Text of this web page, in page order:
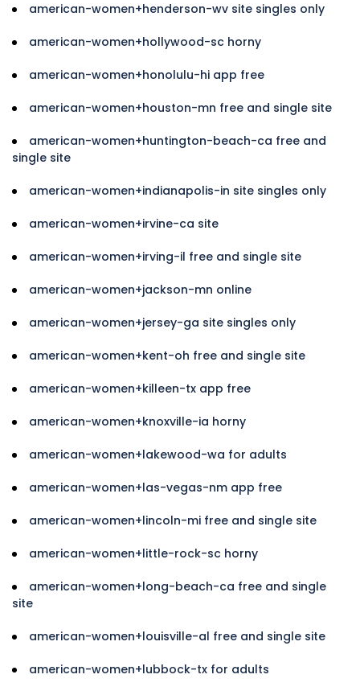
american-women+henderson-wv site singles only
american-women+hollywood-sc horny
american-women+honolulu-hi app free
american-women+houston-mn free and single site
american-women+huntington-beach-ca free and
single site
american-women+indianapolis-in site singles only
american-women+irvine-ca site
american-women+irving-il free and single site
american-women+jackson-mn online
american-women+jersey-ga site singles only
american-women+kent-oh free and single site
american-women+killeen-tx app free
american-women+knoxville-ia horny
american-women+lakewood-wa for adults
american-women+las-vegas-nm app free
american-women+lincoln-mi free and single site
american-women+little-rock-sc horny
american-women+long-beach-ca free and single
site
american-women+louisville-al free and single site
american-women+lubbock-tx for adults